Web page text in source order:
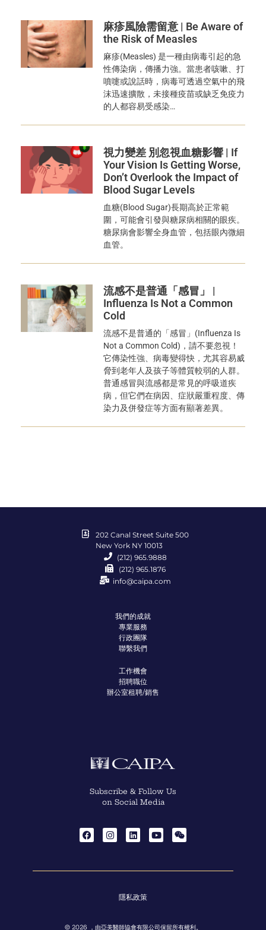
麻疹風險需留意 | Be Aware of
the Risk of Measles
麻疹(Measles) 是一種由病毒引起的急
性傳染病，傳播力強。當患者咳嗽、打
噴嚏或說話時，病毒可透過空氣中的飛
沫迅速擴散，未接種疫苗或缺乏免疫力
的人都容易受感染…
視力變差 別忽視血糖影響 | If
Your Vision Is Getting Worse,
Don’t Overlook the Impact of
Blood Sugar Levels
血糖(Blood Sugar)長期高於正常範
圍，可能會引發與糖尿病相關的眼疾。
糖尿病會影響全身血管，包括眼內微細
血管。
流感不是普通「感冒」 |
Influenza Is Not a Common
Cold
流感不是普通的「感冒」(Influenza Is
Not a Common Cold)，請不要忽視！
它傳染性強、病毒變得快，尤其容易威
脅到老年人及孩子等體質較弱的人群。
普通感冒與流感都是常見的呼吸道疾
病，但它們在病因、症狀嚴重程度、傳
染力及併發症等方面有顯著差異。
202 Canal Street Suite 500
New York NY 10013
(212) 965.9888
(212) 965.1876
info@caipa.com
我們的成就
專業服務
行政團隊
聯繫我們
工作機會
招聘職位
辦公室租聘/銷售
Subscribe & Follow Us
on Social Media
隱私政策
© 2026 ，由亞美醫師協會有限公司保留所有權利。